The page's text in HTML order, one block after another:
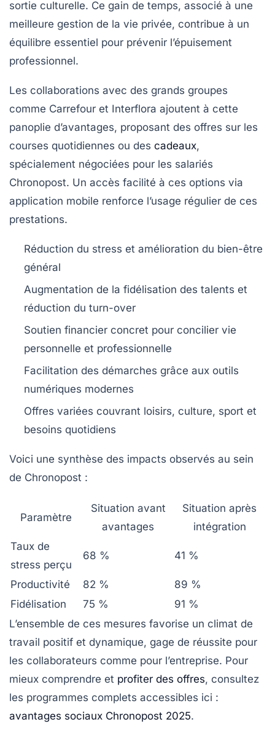
sortie culturelle. Ce gain de temps, associé à une
meilleure gestion de la vie privée, contribue à un
équilibre essentiel pour prévenir l’épuisement
professionnel.
Les collaborations avec des grands groupes
comme Carrefour et Interflora ajoutent à cette
panoplie d’avantages, proposant des offres sur les
courses quotidiennes ou des cadeaux,
spécialement négociées pour les salariés
Chronopost. Un accès facilité à ces options via
application mobile renforce l’usage régulier de ces
prestations.
Réduction du stress et amélioration du bien-être
général
Augmentation de la fidélisation des talents et
réduction du turn-over
Soutien financier concret pour concilier vie
personnelle et professionnelle
Facilitation des démarches grâce aux outils
numériques modernes
Offres variées couvrant loisirs, culture, sport et
besoins quotidiens
Voici une synthèse des impacts observés au sein
de Chronopost :
Paramètre
Situation avant
avantages
Situation après
intégration
Taux de
stress perçu
68 % 41 %
Productivité 82 %
89 %
Fidélisation
75 %
91 %
L’ensemble de ces mesures favorise un climat de
travail positif et dynamique, gage de réussite pour
les collaborateurs comme pour l’entreprise. Pour
mieux comprendre et profiter des offres, consultez
les programmes complets accessibles ici :
avantages sociaux Chronopost 2025.